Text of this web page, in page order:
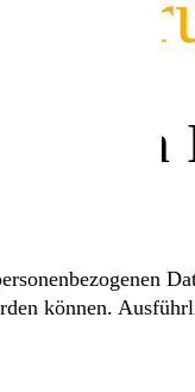
können.